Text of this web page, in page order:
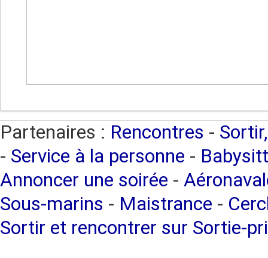
Partenaires : Rencontres -
- Service à la personne -
Annoncer une soirée -
Sous-marins - Maistrance -
Sortir et rencontrer sur Sortie-